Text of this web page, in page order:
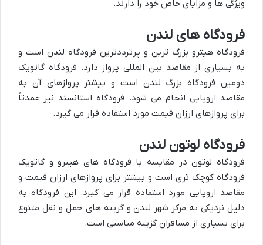
ویژگی ها و مزایای خاص خود را دارند.
فرودگاه های لندن
فرودگاه هیترو بزرگ ترین و پرترددترین فرودگاه لندن است و
به بسیاری از مقاصد بین المللی پرواز دارد. فرودگاه گاتویک
دومین فرودگاه بزرگ لندن است و بیشتر پروازهای آن به
مقاصد اروپایی انجام می شود. فرودگاه استانستد نیز عمدتاً
برای پروازهای ارزان قیمت مورد استفاده قرار می گیرد.
فرودگاه لوتون لندن
فرودگاه لوتون در مقایسه با فرودگاه های هیترو و گاتویک
فرودگاه کوچک تری است و بیشتر برای پروازهای ارزان قیمت و
مقاصد اروپایی مورد استفاده قرار می گیرد. این فرودگاه به
دلیل نزدیکی به مرکز شهر لندن و گزینه های حمل و نقل متنوع
برای بسیاری از مسافران گزینه مناسبی است.